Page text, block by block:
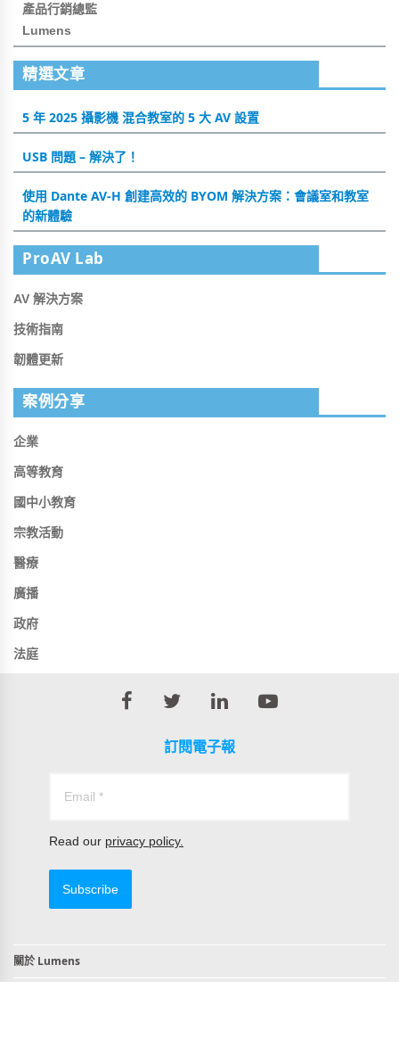
產品行銷總監
Lumens
精選文章
5 年 2025 攝影機 混合教室的 5 大 AV 設置
USB 問題 – 解決了！
使用 Dante AV-H 創建高效的 BYOM 解決方案：會議室和教室
的新體驗
ProAV Lab
AV 解決方案
技術指南
韌體更新
案例分享
企業
高等教育
國中小教育
宗教活動
醫療
廣播
政府
法庭
訂閱電子報
Read our privacy policy.
Subscribe
關於 Lumens